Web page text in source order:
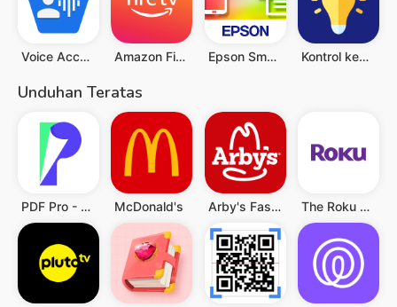
Voice Access Amazon Fire TV Epson Smart Panel Kontrol kecerahan
Unduhan Teratas
PDF Pro - Reader & Maker McDonald's Arby's Fast Food Sandwiches The Roku App (Official)